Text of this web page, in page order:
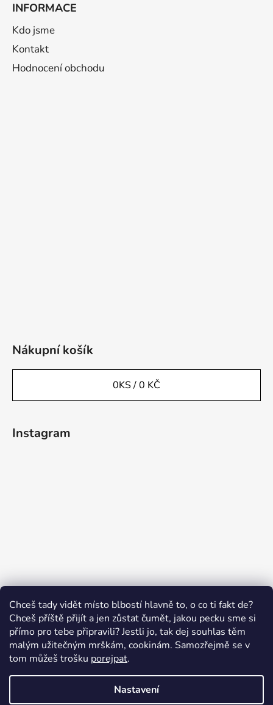
Chceš tady vidět místo blbostí hlavně to, o co ti fakt de?
Chceš příště přijít a jen zůstat čumět, jakou pecku sme si
přímo pro tebe připravili? Jestli jo, tak dej souhlas těm
malým užitečným mrškám, cookinám. Samozřejmě se v
tom můžeš trošku porejpat.
Nastavení
INFORMACE
Kdo jsme
Kontakt
Hodnocení obchodu
Nákupní košík
0KS /0 KČ
Instagram
Swissten.eu Česnekový ráj